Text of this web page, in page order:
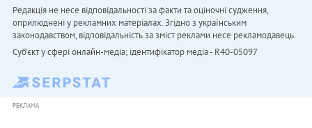
Редакція не несе відповідальності за факти та оціночні судження,
оприлюднені у рекламних матеріалах. Згідно з українським
законодавством, відповідальність за зміст реклами несе рекламодавець.
Cуб'єкт у сфері онлайн-медіа; ідентифікатор медіа - R40-05097
РЕКЛАМА